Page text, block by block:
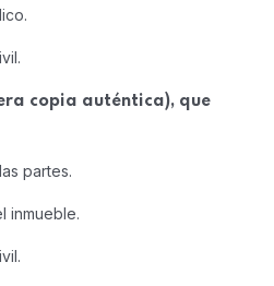
copia auténtica), que
partes.
inmueble.